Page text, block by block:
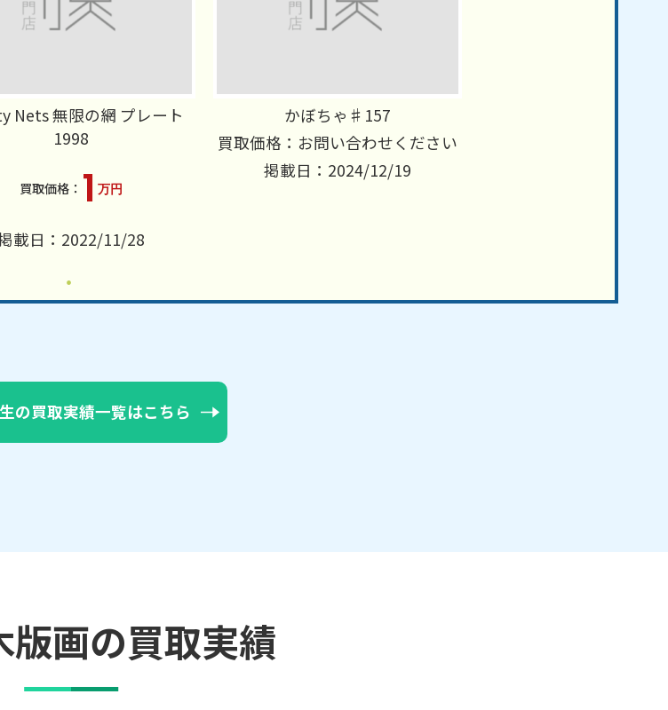
Nets 無限の網 プレート
1998
1 万円
載日：2022/11/28
かぼちゃ♯157
買取価格：お問い合わせください
掲載日：2024/12/19
の買取実績一覧はこちら
版画の買取実績